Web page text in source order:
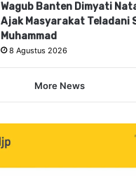
Wagub Banten Dimyati
Ajak Masyarakat Teladani
Muhammad
8 Agustus 2026
More News